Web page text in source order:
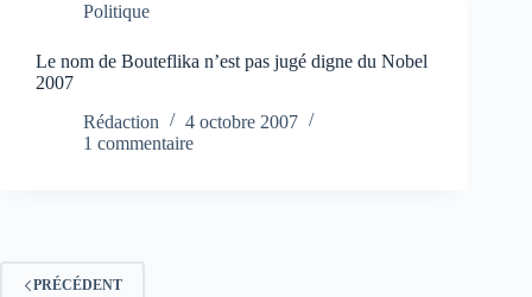
Politique
Le nom de Bouteflika n’est pas jugé digne du Nobel
2007
Rédaction
4 octobre 2007
1 commentaire
PRÉCÉDENT